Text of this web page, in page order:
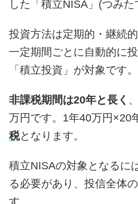
した「積立NISA」(つみた
投資方法は定期的・継続
一定期間ごとに自動的に
「積立投資」が対象です。
非課税期間は20年と長く
万円です。1年40万円×20
税となります。
積立NISAの対象となるに
る必要があり、投信全体
す。